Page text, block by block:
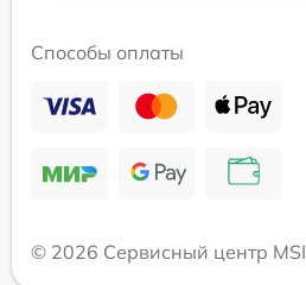
Способы оплаты
© 2026 Сервисный центр MSI